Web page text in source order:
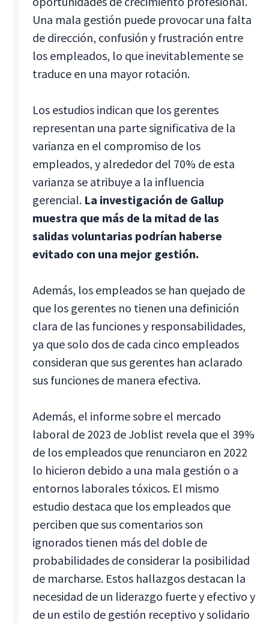
Una mala gestión puede provocar una falta
de dirección, confusión y frustración entre
los empleados, lo que inevitablemente se
traduce en una mayor rotación.
Los estudios indican que los gerentes
representan una parte significativa de la
varianza en el compromiso de los
empleados, y alrededor del 70% de esta
varianza se atribuye a la influencia
gerencial. La investigación de Gallup
muestra que más de la mitad de las
salidas voluntarias podrían haberse
evitado con una mejor gestión.
Además, los empleados se han quejado de
que los gerentes no tienen una definición
clara de las funciones y responsabilidades,
ya que solo dos de cada cinco empleados
consideran que sus gerentes han aclarado
sus funciones de manera efectiva.
Además, el informe sobre el mercado
laboral de 2023 de Joblist revela que el 39%
de los empleados que renunciaron en 2022
lo hicieron debido a una mala gestión o a
entornos laborales tóxicos. El mismo
estudio destaca que los empleados que
perciben que sus comentarios son
ignorados tienen más del doble de
probabilidades de considerar la posibilidad
de marcharse. Estos hallazgos destacan la
necesidad de un liderazgo fuerte y efectivo y
de un estilo de gestión receptivo y solidario